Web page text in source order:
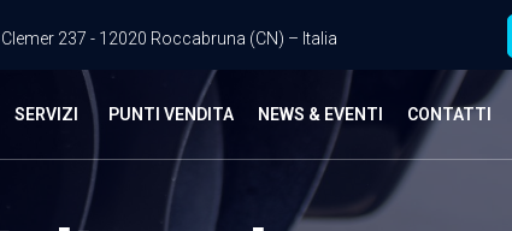
237 - 12020 Roccabruna (CN) – Italia
SERVIZI PUNTI VENDITA NEWS & EVENTI CONTATTI